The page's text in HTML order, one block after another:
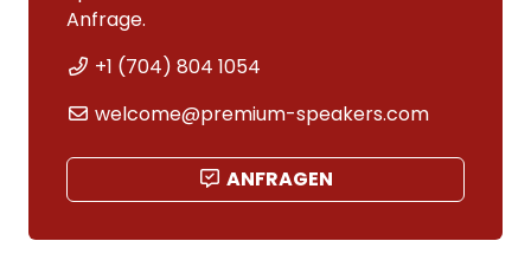
Anfrage.
+1 (704) 804 1054
welcome@premium-speakers.com
ANFRAGEN